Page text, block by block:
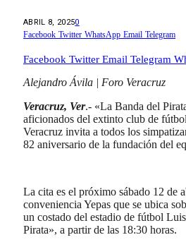
ABRIL 8, 20250
Facebook Twitter WhatsApp Email Telegram
Facebook Twitter Email Telegram
Alejandro Ávila | Foro Veracruz
Veracruz, Ver.- «La Banda del
aficionados del extinto club de
Veracruz invita a todos los
82 aniversario de la fundación del
La cita es el próximo sábado 12 de
conveniencia Yepas que se ubica
un costado del estadio de fútbol
Pirata», a partir de las 18:30 horas.